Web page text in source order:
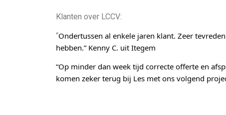
Klanten over LCCV:
“Ondertussen al enkele jaren klant. Zeer
hebben.” Kenny C. uit Itegem
“Op minder dan week tijd correcte offerte en
komen zeker terug bij Les met ons volgend